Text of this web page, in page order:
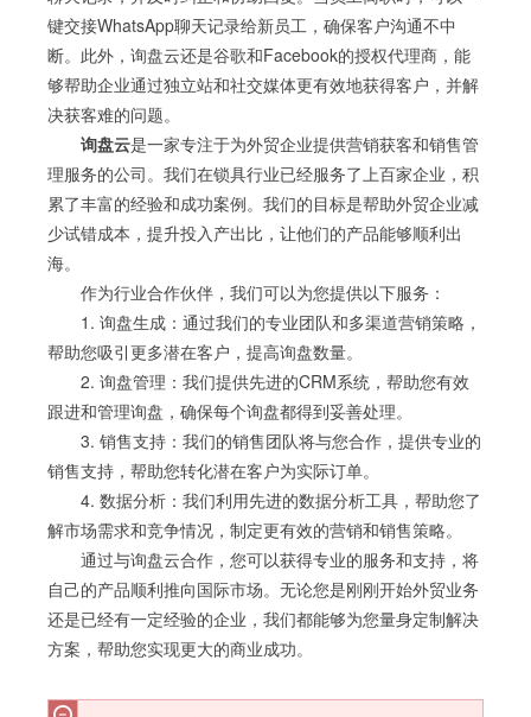
键交接WhatsApp聊天记录给新员工，确保客户沟通不中
断。此外，询盘云还是谷歌和Facebook的授权代理商，能
够帮助企业通过独立站和社交媒体更有效地获得客户，并解
决获客难的问题。
询盘云是一家专注于为外贸企业提供营销获客和销售管
理服务的公司。我们在锁具行业已经服务了上百家企业，积
累了丰富的经验和成功案例。我们的目标是帮助外贸企业减
少试错成本，提升投入产出比，让他们的产品能够顺利出
海。
作为行业合作伙伴，我们可以为您提供以下服务：
1. 询盘生成：通过我们的专业团队和多渠道营销策略，
帮助您吸引更多潜在客户，提高询盘数量。
2. 询盘管理：我们提供先进的CRM系统，帮助您有效
跟进和管理询盘，确保每个询盘都得到妥善处理。
3. 销售支持：我们的销售团队将与您合作，提供专业的
销售支持，帮助您转化潜在客户为实际订单。
4. 数据分析：我们利用先进的数据分析工具，帮助您了
解市场需求和竞争情况，制定更有效的营销和销售策略。
通过与询盘云合作，您可以获得专业的服务和支持，将
自己的产品顺利推向国际市场。无论您是刚刚开始外贸业务
还是已经有一定经验的企业，我们都能够为您量身定制解决
方案，帮助您实现更大的商业成功。